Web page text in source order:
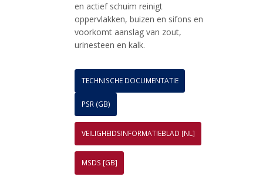
en actief schuim reinigt
oppervlakken, buizen en sifons en
voorkomt aanslag van zout,
urinesteen en kalk.
TECHNISCHE DOCUMENTATIE
PSR (GB)
VEILIGHEIDSINFORMATIEBLAD [NL]
MSDS [GB]